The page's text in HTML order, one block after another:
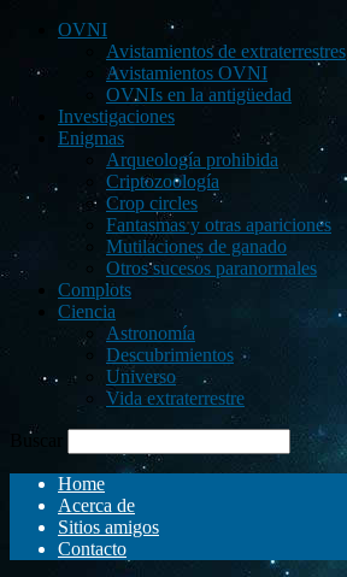
OVNI
Avistamientos de extraterrestres
Avistamientos OVNI
OVNIs en la antigüedad
Investigaciones
Enigmas
Arqueología prohibida
Criptozoología
Crop circles
Fantasmas y otras apariciones
Mutilaciones de ganado
Otros sucesos paranormales
Complots
Ciencia
Astronomía
Descubrimientos
Universo
Vida extraterrestre
Buscar
Home
Acerca de
Sitios amigos
Contacto